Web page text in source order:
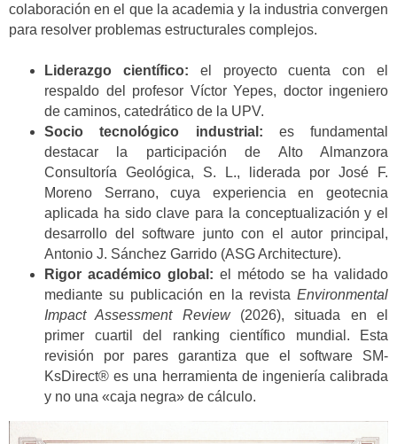
colaboración en el que la academia y la industria convergen
para resolver problemas estructurales complejos.
Liderazgo científico: el proyecto cuenta con el
respaldo del profesor Víctor Yepes, doctor ingeniero
de caminos, catedrático de la UPV.
Socio tecnológico industrial: es fundamental
destacar la participación de Alto Almanzora
Consultoría Geológica, S. L., liderada por José F.
Moreno Serrano, cuya experiencia en geotecnia
aplicada ha sido clave para la conceptualización y el
desarrollo del software junto con el autor principal,
Antonio J. Sánchez Garrido (ASG Architecture).
Rigor académico global: el método se ha validado
mediante su publicación en la revista Environmental
Impact Assessment Review(2026), situada en el
primer cuartil del ranking científico mundial. Esta
revisión por pares garantiza que el software SM-
KsDirect® es una herramienta de ingeniería calibrada
y no una «caja negra» de cálculo.